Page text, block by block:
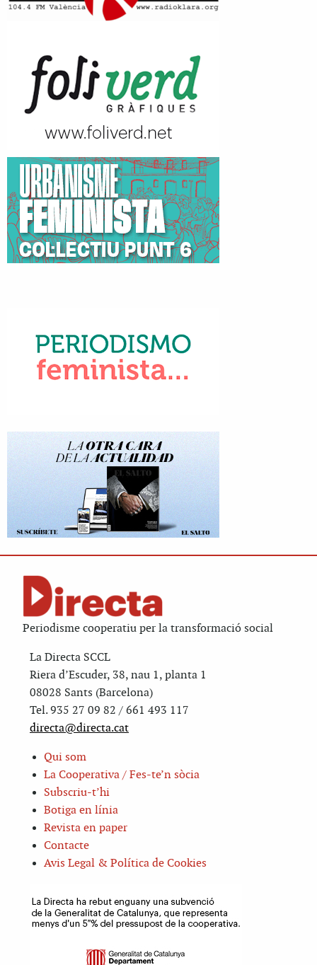
Periodisme cooperatiu per la transformació social
La Directa SCCL
Riera d’Escuder, 38, nau 1, planta 1
08028 Sants (Barcelona)
Tel. 935 27 09 82 / 661 493 117
directa@directa.cat
Qui som
La Cooperativa / Fes-te’n sòcia
Subscriu-t’hi
Botiga en línia
Revista en paper
Contacte
Avis Legal & Política de Cookies